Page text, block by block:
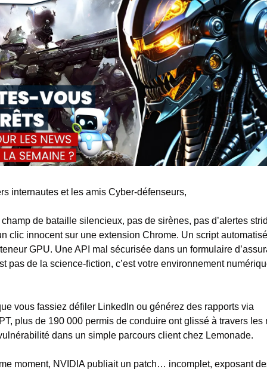
internautes et les amis Cyber-défenseurs,
de bataille silencieux, pas de sirènes, pas d’alertes
clic innocent sur une extension Chrome. Un script
GPU. Une API mal sécurisée dans un formulaire
pas de la science-fiction, c’est votre environnement
vous fassiez défiler LinkedIn ou générez des rapports via
plus de 190 000 permis de conduire ont glissé à travers les
dans un simple parcours client chez Lemonade.
moment, NVIDIA publiait un patch… incomplet, exposant